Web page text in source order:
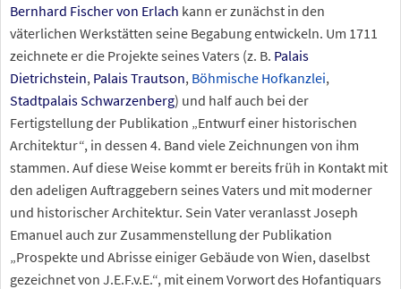
Bernhard Fischer von Erlach kann er zunächst in den
väterlichen Werkstätten seine Begabung entwickeln. Um 1711
zeichnete er die Projekte seines Vaters (z. B. Palais
Dietrichstein, Palais Trautson, Böhmische Hofkanzlei,
Stadtpalais Schwarzenberg) und half auch bei der
Fertigstellung der Publikation „Entwurf einer historischen
Architektur“, in dessen 4. Band viele Zeichnungen von ihm
stammen. Auf diese Weise kommt er bereits früh in Kontakt mit
den adeligen Auftraggebern seines Vaters und mit moderner
und historischer Architektur. Sein Vater veranlasst Joseph
Emanuel auch zur Zusammenstellung der Publikation
„Prospekte und Abrisse einiger Gebäude von Wien, daselbst
gezeichnet von J.E.F.v.E.“, mit einem Vorwort des Hofantiquars